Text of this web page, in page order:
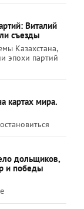
Виталий
съезды
Казахстана,
эпохи партий
картах мира.
дольщиков,
и победы